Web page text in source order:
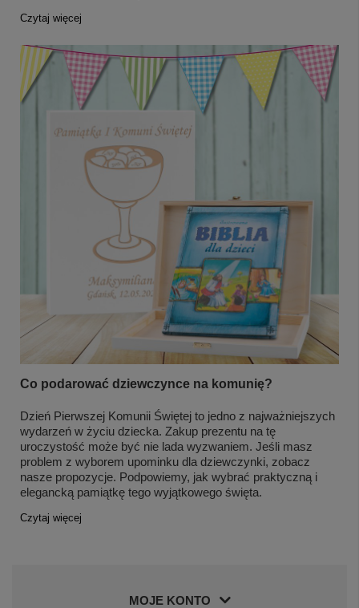
Czytaj więcej
Co podarować dziewczynce na komunię?
Dzień Pierwszej Komunii Świętej to jedno z najważniejszych
wydarzeń w życiu dziecka. Zakup prezentu na tę
uroczystość może być nie lada wyzwaniem. Jeśli masz
problem z wyborem upominku dla dziewczynki, zobacz
nasze propozycje. Podpowiemy, jak wybrać praktyczną i
elegancką pamiątkę tego wyjątkowego święta.
Czytaj więcej
MOJE KONTO